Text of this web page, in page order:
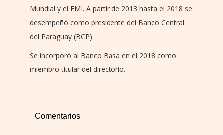
Mundial y el FMI. A partir de 2013 hasta el 2018 se
desempeñó como presidente del Banco Central
del Paraguay (BCP).
Se incorporó al Banco Basa en el 2018 como
miembro titular del directorio.
Comentarios